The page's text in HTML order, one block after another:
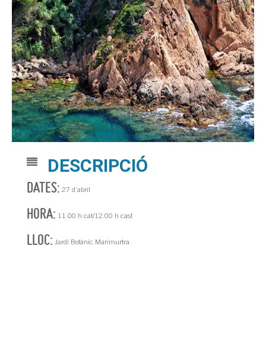
DESCRIPCIÓ
DATES: 27 d’abril
HORA: 11.00 h cat/12.00 h cast
LLOC: Jardí Botànic Marimurtra